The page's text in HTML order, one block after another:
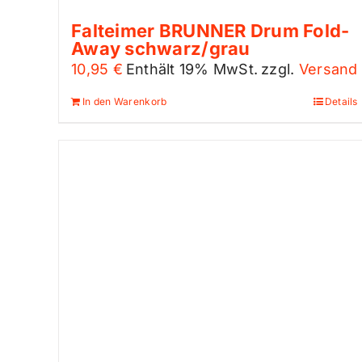
Falteimer BRUNNER Drum Fold-
Away schwarz/grau
10,95 € Enthält 19% MwSt. zzgl. Versand
In den Warenkorb Details